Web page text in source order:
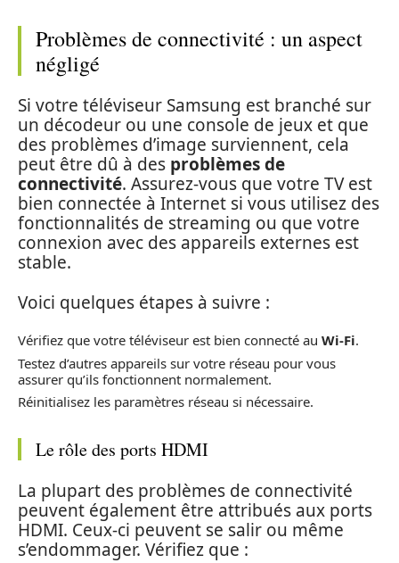
Problèmes de connectivité : un aspect
négligé
Si votre téléviseur Samsung est branché sur
un décodeur ou une console de jeux et que
des problèmes d’image surviennent, cela
peut être dû à des problèmes de
connectivité. Assurez-vous que votre TV est
bien connectée à Internet si vous utilisez des
fonctionnalités de streaming ou que votre
connexion avec des appareils externes est
stable.
Voici quelques étapes à suivre :
Vérifiez que votre téléviseur est bien connecté au Wi-Fi.
Testez d’autres appareils sur votre réseau pour vous
assurer qu’ils fonctionnent normalement.
Réinitialisez les paramètres réseau si nécessaire.
Le rôle des ports HDMI
La plupart des problèmes de connectivité
peuvent également être attribués aux ports
HDMI. Ceux-ci peuvent se salir ou même
s’endommager. Vérifiez que :